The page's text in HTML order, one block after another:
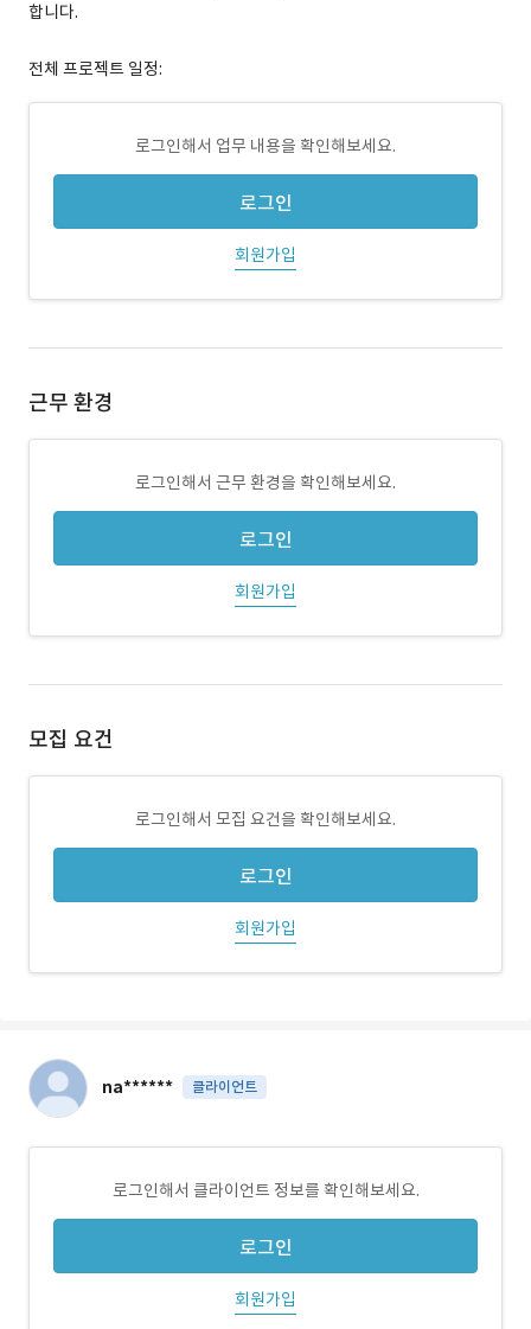
합니다.
전체 프로젝트 일정:
로그인해서 업무 내용을 확인해보세요.
로그인
회원가입
근무 환경
로그인해서 근무 환경을 확인해보세요.
로그인
회원가입
모집 요건
로그인해서 모집 요건을 확인해보세요.
로그인
회원가입
na****** 클라이언트
로그인해서 클라이언트 정보를 확인해보세요.
로그인
회원가입